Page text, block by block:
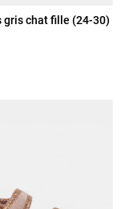
gris chat fille (24-30)